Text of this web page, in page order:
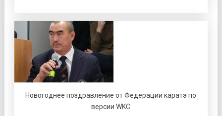
Новогоднее поздравление от Федерации каратэ по
версии WKC